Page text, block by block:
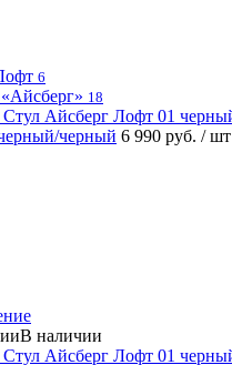
6
18
черный 6 990 руб. / шт
В наличии